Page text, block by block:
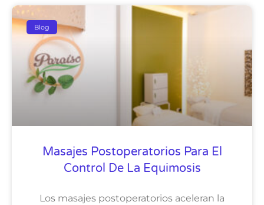
Blog
Masajes Postoperatorios Para El
Control De La Equimosis
Los masajes postoperatorios aceleran la